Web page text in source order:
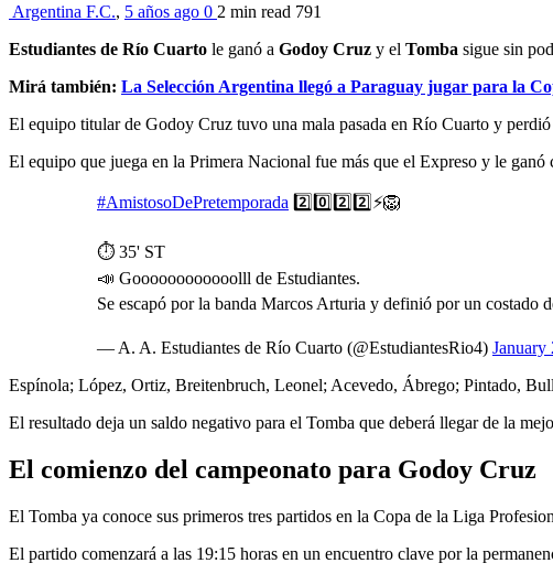
Argentina F.C., 5 años ago 0 2 min read 791
Estudiantes de Río Cuarto le ganó a Godoy Cruz y el Tomba sigue sin
Mirá también: La Selección Argentina llegó a Paraguay jugar para la
El equipo titular de Godoy Cruz tuvo una mala pasada en Río Cuarto y
El equipo que juega en la Primera Nacional fue más que el Expreso y le
#AmistosoDePretemporada 2️⃣0️⃣2️⃣2️⃣⚡🦁
⏱ 35' ST
📣 Goooooooooooolll de Estudiantes.
Se escapó por la banda Marcos Arturia y definió por un costado
— A. A. Estudiantes de Río Cuarto (@EstudiantesRio4) January
Espínola; López, Ortiz, Breitenbruch, Leonel; Acevedo, Ábrego; Pintado,
El resultado deja un saldo negativo para el Tomba que deberá llegar de la
El comienzo del campeonato para Godoy Cruz
El Tomba ya conoce sus primeros tres partidos en la Copa de la Liga
El partido comenzará a las 19:15 horas en un encuentro clave por la